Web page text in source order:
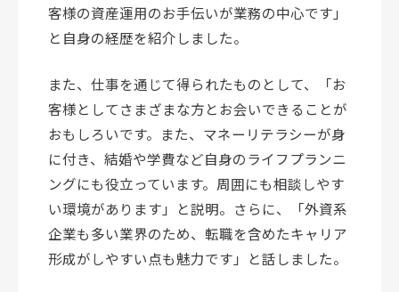
客様の資産運用のお手伝いが業務の中心です」
と自身の経歴を紹介しました。
また、仕事を通じて得られたものとして、「お
客様としてさまざまな方とお会いできることが
おもしろいです。また、マネーリテラシーが身
に付き、結婚や学費など自身のライフプランニ
ングにも役立っています。周囲にも相談しやす
い環境があります」と説明。さらに、「外資系
企業も多い業界のため、転職を含めたキャリア
形成がしやすい点も魅力です」と話しました。